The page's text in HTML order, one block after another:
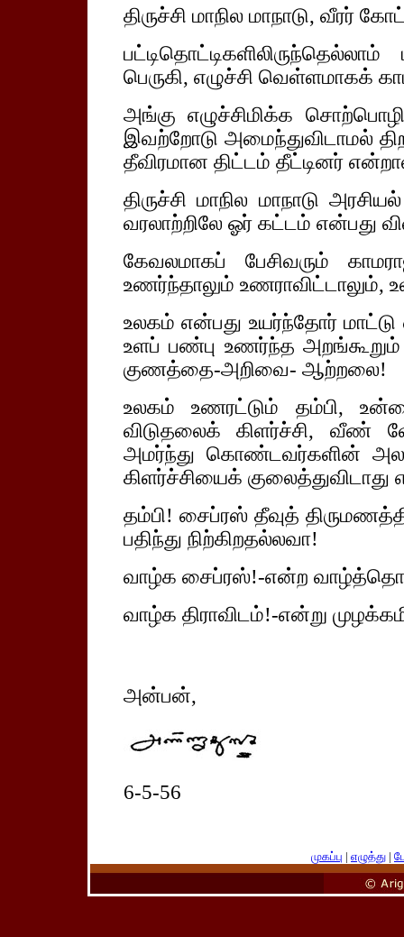
திருச்சி மாநில மாநாடு, வீரர்
பெருகி, எழுச்சி வெள்ளமாகக்
அங்கு எழுச்சிமிக்க
இவற்றோடு அமைந்துவிடாமல்
தீவிரமான திட்டம் தீட்டினர்
திருச்சி மாநில மாநாடு
வரலாற்றிலே ஓர் கட்டம் என்பது
கேவலமாகப் பேசிவரும்
உணர்ந்தாலும் உணராவிட்டாலும்,
உலகம் என்பது உயர்ந்தோர்
உளப் பண்பு உணர்ந்த அறங்கூறும்
குணத்தை-அறிவை- ஆற்றலை!
உலகம் உணரட்டும் தம்பி,
விடுதலைக் கிளர்ச்சி,
அமர்ந்து கொண்டவர்களின்
கிளர்ச்சியைக்
தம்பி! சைப்ரஸ் தீவுத்
பதிந்து நிற்கிறதல்லவா!
வாழ்க சைப்ரஸ்!-என்ற
வாழ்க திராவிடம்!-என்று
அன்பன்,
6-5-56
முகப்பு | எழுத்து |